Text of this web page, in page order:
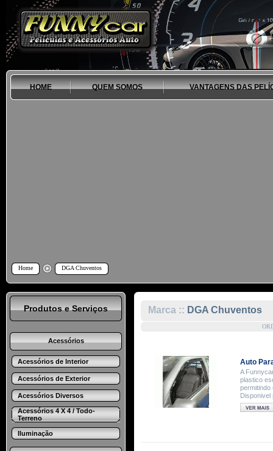
HOME QUEM SOMOS VANTAGENS DAS
Home DGA Chuventos
Produtos e Serviços
Acessórios
Acessórios de Interior
Acessórios de Exterior
Acessórios Diversos
Acessórios 4 X 4 / Todo-
Terreno
Iluminação
Marca :: DGA Chuventos
Auto
A
plastico
permitindo
Disponivel